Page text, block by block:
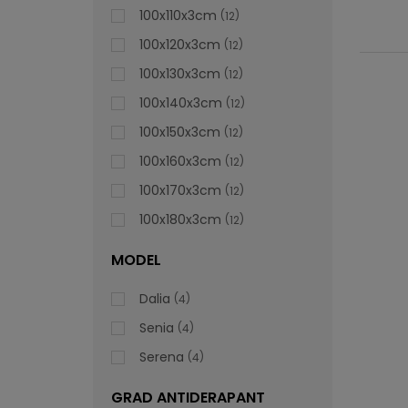
100x110x3cm 12
100x120x3cm 12
100x130x3cm 12
100x140x3cm 12
100x150x3cm 12
100x160x3cm 12
100x170x3cm 12
100x180x3cm 12
MODEL
Dalia 4
Senia 4
Serena 4
GRAD ANTIDERAPANT